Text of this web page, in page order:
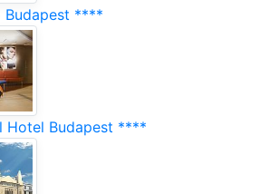
****
Budapest ****